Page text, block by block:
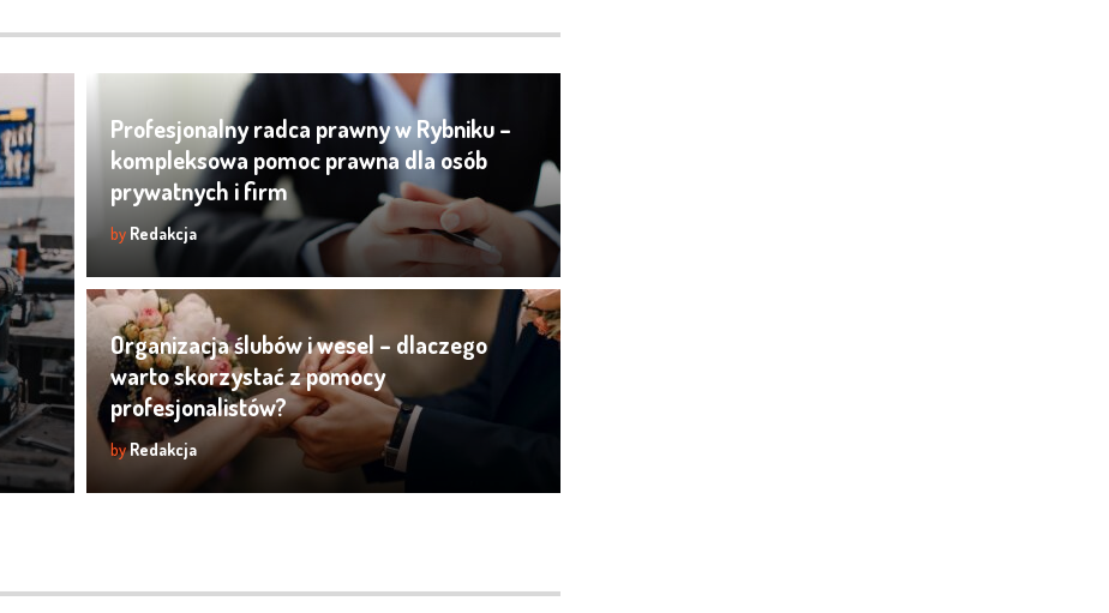
Profesjonalny radca prawny w Rybniku –
kompleksowa pomoc prawna dla osób
prywatnych i firm
by Redakcja
Organizacja ślubów i wesel – dlaczego
warto skorzystać z pomocy
profesjonalistów?
byRedakcja